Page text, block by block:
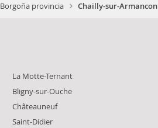
Borgoña provincia Chailly-sur-Armancon
La Motte-Ternant
Bligny-sur-Ouche
Châteauneuf
Saint-Didier